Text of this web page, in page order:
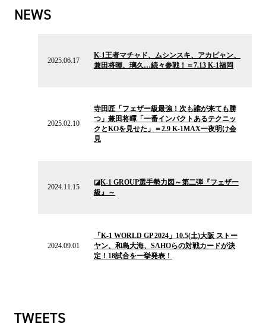
NEWS
2025.06.17
K-1王者マチャド、ムシンスキ、アカピャン、
兼田将暉、璃久…続々参戦！＝7.13 K-1福岡
2025.02.10
寺田匠「フェザー級最強！次も誰が来ても勝
つ」兼田将暉「一番インパクトあるテクニッ
クとKOを見せた」＝2.9 K-1MAX一夜明け会
見
2024.11.15
◪K-1 GROUP選手勢力図～第二弾『フェザー
級』～
2024.09.01
「K-1 WORLD GP 2024」10.5(土)大阪 ストー
ヤン、和島大海、SAHOらの対戦カードが決
定！18試合を一挙発表！
TWEETS